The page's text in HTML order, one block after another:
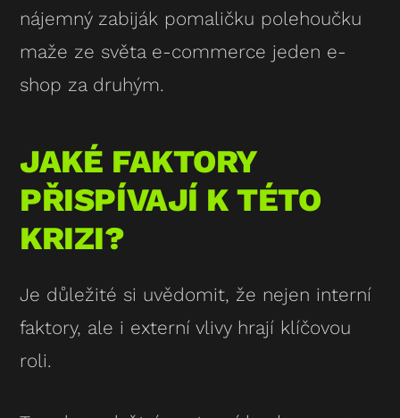
nájemný zabiják pomaličku polehoučku
maže ze světa e-commerce jeden e-
shop za druhým.
JAKÉ FAKTORY
PŘISPÍVAJÍ K TÉTO
KRIZI?
Je důležité si uvědomit, že nejen interní
faktory, ale i externí vlivy hrají klíčovou
roli.